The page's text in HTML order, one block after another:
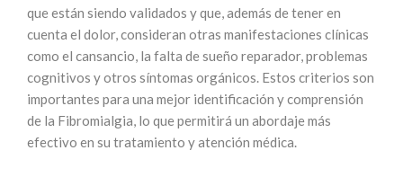
que están siendo validados y que, además de tener en
cuenta el dolor, consideran otras manifestaciones clínicas
como el cansancio, la falta de sueño reparador, problemas
cognitivos y otros síntomas orgánicos. Estos criterios son
importantes para una mejor identificación y comprensión
de la Fibromialgia, lo que permitirá un abordaje más
efectivo en su tratamiento y atención médica.